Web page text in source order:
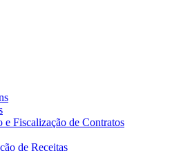
e Fiscalização de Contratos
de Receitas